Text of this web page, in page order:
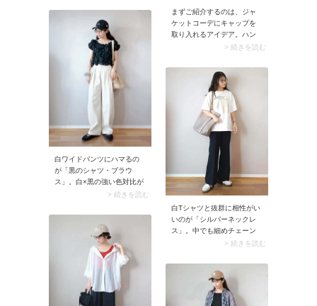
ズン新調するなら、クラシ
ックなローテクタイプが本
命。カジュアルコーデが品
よくまとまり、大人の余裕
を感じるスタイルに。
まずご紹介するのは、ジャ
ケットコーデにキャップを
取り入れるアイデア。ハン
サムなジャケットとキャッ
スすると、40代50代にぴっ
たりな大人バランスが完
成！上品なピアスやネック
レスで顔まわりを飾れば、
よりきれいめな印象を作る
ことができますよ。
> 続きを読む
白ワイドパンツにハマるの
が「黒のシャツ・ブラウ
ス」。白×黒の強い色対比が
生まれることでコーデがス
夏にダークカラートップス
を取り入れると暑苦しくな
りそうですが、白ワイドパ
ンツを合わせれば軽快な印
> 続きを読む
白Tシャツと抜群に相性がい
いのが「シルバーネックレ
ス」。中でも細めチェーン
のシンプルなネックレスは
すいですよ。ネックレスの
長さは、クルーネックTシャ
ツの場合は45cm～50cmく
らいがおすすめ。ネックレ
> 続きを読む